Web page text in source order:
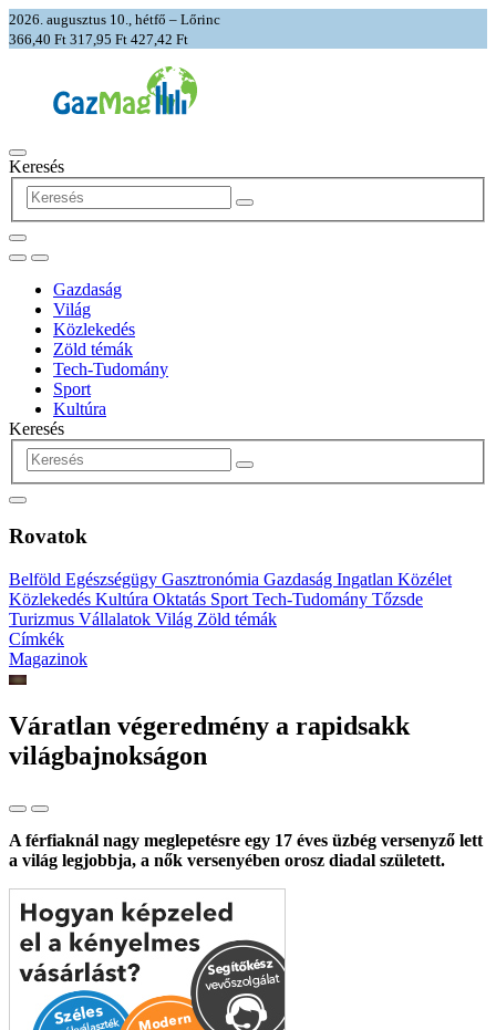
2026. augusztus 10., hétfő – Lőrinc
366,40 Ft 317,95 Ft 427,42 Ft
Keresés
Gazdaság
Világ
Közlekedés
Zöld témák
Tech-Tudomány
Sport
Kultúra
Keresés
Rovatok
Belföld Egészségügy Gasztronómia Gazdaság Ingatlan Közélet
Közlekedés Kultúra Oktatás Sport Tech-Tudomány Tőzsde
Turizmus Vállalatok Világ Zöld témák
Címkék
Magazinok
Váratlan végeredmény a rapidsakk
világbajnokságon
A férfiaknál nagy meglepetésre egy 17 éves üzbég versenyző lett
a világ legjobbja, a nők versenyében orosz diadal született.